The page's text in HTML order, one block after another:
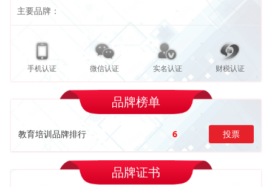
主要品牌：
手机认证 微信认证 实名认证 财税认证
品牌榜单
教育培训品牌排行 6 投票
品牌证书